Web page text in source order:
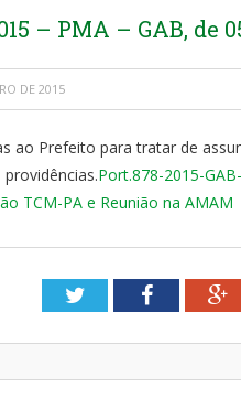
– PMA – GAB, de
DE 2015
ao Prefeito para tratar de
Port.878-2015-
TCM-PA e Reunião na AMAM
TwitterFacebook